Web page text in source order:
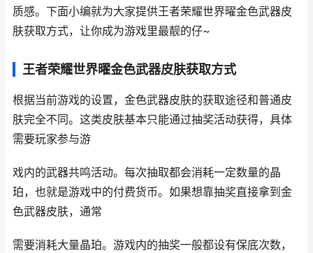
质感。下面小编就为大家提供王者荣耀世界曜金色武器皮
肤获取方式，让你成为游戏里最靓的仔~
王者荣耀世界曜金色武器皮肤获取方式
根据当前游戏的设置，金色武器皮肤的获取途径和普通皮
肤完全不同。这类皮肤基本只能通过抽奖活动获得，具体
需要玩家参与游
戏内的武器共鸣活动。每次抽取都会消耗一定数量的晶
珀，也就是游戏中的付费货币。如果想靠抽奖直接拿到金
色武器皮肤，通常
需要消耗大量晶珀。游戏内的抽奖一般都设有保底次数，